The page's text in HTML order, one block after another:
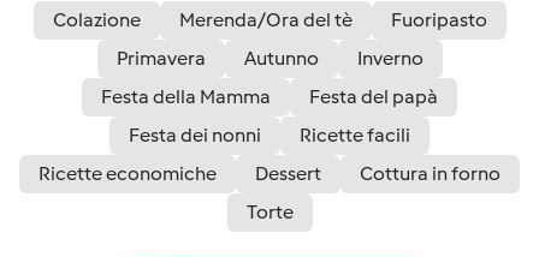
Colazione Merenda/Ora del tè
Fuoripasto
Primavera
Autunno
Inverno
Festa della Mamma
Festa del papà
Festa dei nonni
Ricette facili
Ricette economiche
Dessert
Cottura in forno
Torte